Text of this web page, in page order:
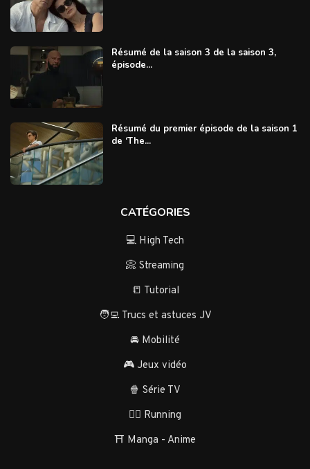
Résumé de la saison 3 de la saison 3,
épisode...
Résumé du premier épisode de la saison 1
de ‘The...
CATÉGORIES
💻 High Tech
📀 Streaming
📒 Tutorial
🧑‍💻 Trucs et astuces JV
🚘 Mobilité
🎮 Jeux vidéo
🍿 Série TV
🏃‍♂️ Running
⛩️ Manga - Anime